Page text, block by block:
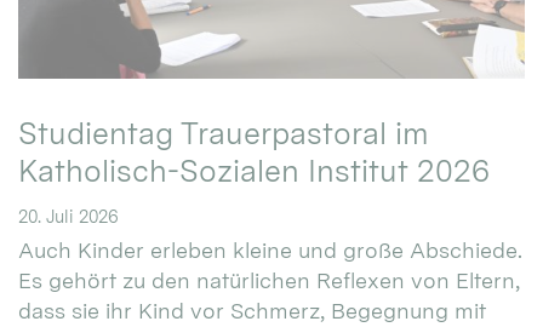
Studientag Trauerpastoral im
Katholisch-Sozialen Institut 2026
20. Juli 2026
Auch Kinder erleben kleine und große Abschiede.
Es gehört zu den natürlichen Reflexen von Eltern,
dass sie ihr Kind vor Schmerz, Begegnung mit